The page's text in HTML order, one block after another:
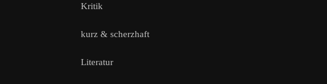
Kritik
kurz & scherzhaft
Literatur